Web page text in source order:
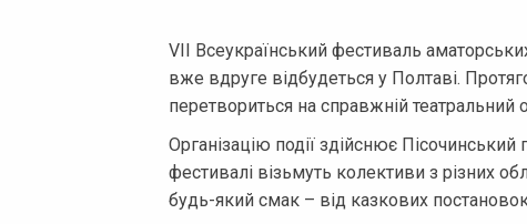
VII Всеукраїнський фестиваль
вже вдруге відбудеться у Полтаві.
перетвориться на справжній театральний
Організацію події здійснює
фестивалі візьмуть колективи з різних
будь-який смак – від казкових